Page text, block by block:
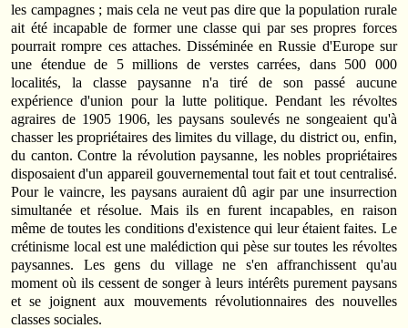
les campagnes ; mais cela ne veut pas dire que la population rurale
ait été incapable de former une classe qui par ses propres forces
pourrait rompre ces attaches. Disséminée en Russie d'Europe sur
une étendue de 5 millions de verstes carrées, dans 500 000
localités, la classe paysanne n'a tiré de son passé aucune
expérience d'union pour la lutte politique. Pendant les révoltes
agraires de 1905 1906, les paysans soulevés ne songeaient qu'à
chasser les propriétaires des limites du village, du district ou, enfin,
du canton. Contre la révolution paysanne, les nobles propriétaires
disposaient d'un appareil gouvernemental tout fait et tout centralisé.
Pour le vaincre, les paysans auraient dû agir par une insurrection
simultanée et résolue. Mais ils en furent incapables, en raison
même de toutes les conditions d'existence qui leur étaient faites. Le
crétinisme local est une malédiction qui pèse sur toutes les révoltes
paysannes. Les gens du village ne s'en affranchissent qu'au
moment où ils cessent de songer à leurs intérêts purement paysans
et se joignent aux mouvements révolutionnaires des nouvelles
classes sociales.